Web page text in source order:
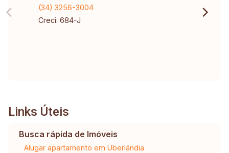
(34) 3256-3004
Creci: 684-J
Links Úteis
Busca rápida de Imóveis
Alugar apartamento em Uberlândia